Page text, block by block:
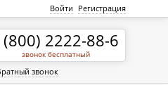
Войти Регистрация
(800) 2222-88-6
звонок бесплатный
звонок